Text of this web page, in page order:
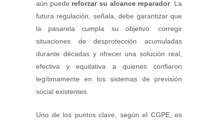
aún puede reforzar su alcance reparador. La
futura regulación, señala, debe garantizar que
la pasarela cumpla su objetivo: corregir
situaciones de desprotección acumuladas
durante décadas y ofrecer una solución real,
efectiva y equitativa a quienes confiaron
legítimamente en los sistemas de previsión
social existentes.
Uno de los puntos clave, según el CGPE, es